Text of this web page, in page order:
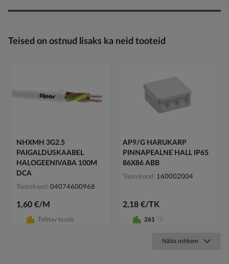
Teised on ostnud lisaks ka neid tooteid
NHXMH 3G2.5
PAIGALDUSKAABEL
HALOGEENIVABA 100M
DCA
Tootekood 04074600968
1,60 €/M
Tellitav toode
AP9/G HARUKARP
PINNAPEALNE HALL IP65
86X86 ABB
Tootekood 160002004
2,18 €/TK
261 TK
Näita rohkem